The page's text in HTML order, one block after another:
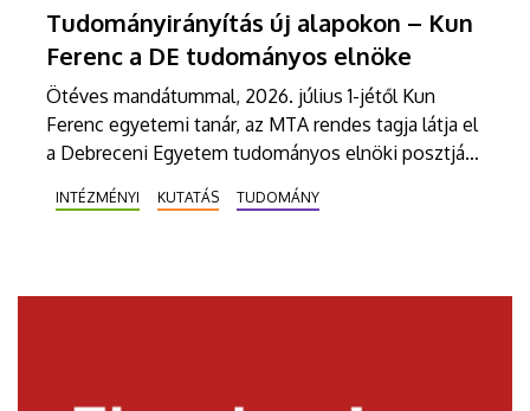
Tudományirányítás új alapokon – Kun
Ferenc a DE tudományos elnöke
Ötéves mandátummal, 2026. július 1-jétől Kun
Ferenc egyetemi tanár, az MTA rendes tagja látja el
a Debreceni Egyetem tudományos elnöki posztját.
fokozatosan kiépülő Tudományos Főigazgatóság
láthatóságát, valamint a tudományos eredmények
INTÉZMÉNYI KUTATÁS TUDOMÁNY